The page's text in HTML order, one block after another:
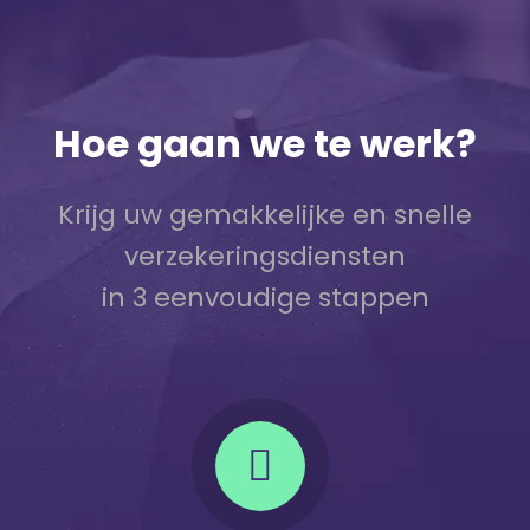
Hoe gaan we te werk?
Krijg uw gemakkelijke en snelle
verzekeringsdiensten
in 3 eenvoudige stappen